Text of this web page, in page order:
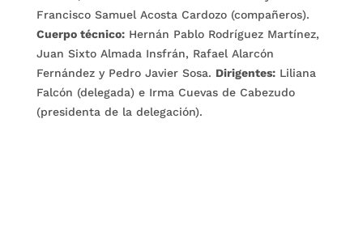
Francisco Samuel Acosta Cardozo (compañeros).
Cuerpo técnico:Hernán Pablo Rodríguez Martínez,
Juan Sixto Almada Insfrán, Rafael Alarcón
Fernández y Pedro Javier Sosa. Dirigentes:Liliana
Falcón (delegada) e Irma Cuevas de Cabezudo
(presidenta de la delegación).